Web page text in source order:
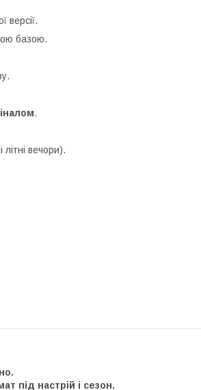
версії.
базою.
.
вечори).
під настрій і сезон.